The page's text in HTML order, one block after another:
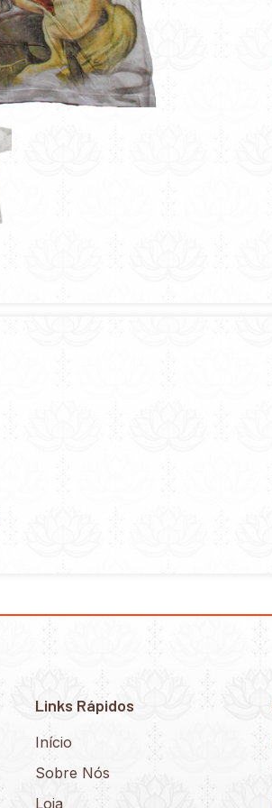
Links Rápidos
Início
Sobre Nós
Loja